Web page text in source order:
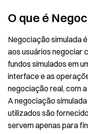
O que é
Negociação simulada
aos usuários negociar
fundos simulados em
interface e as
negociação real, com
A negociação
utilizados são
servem apenas para